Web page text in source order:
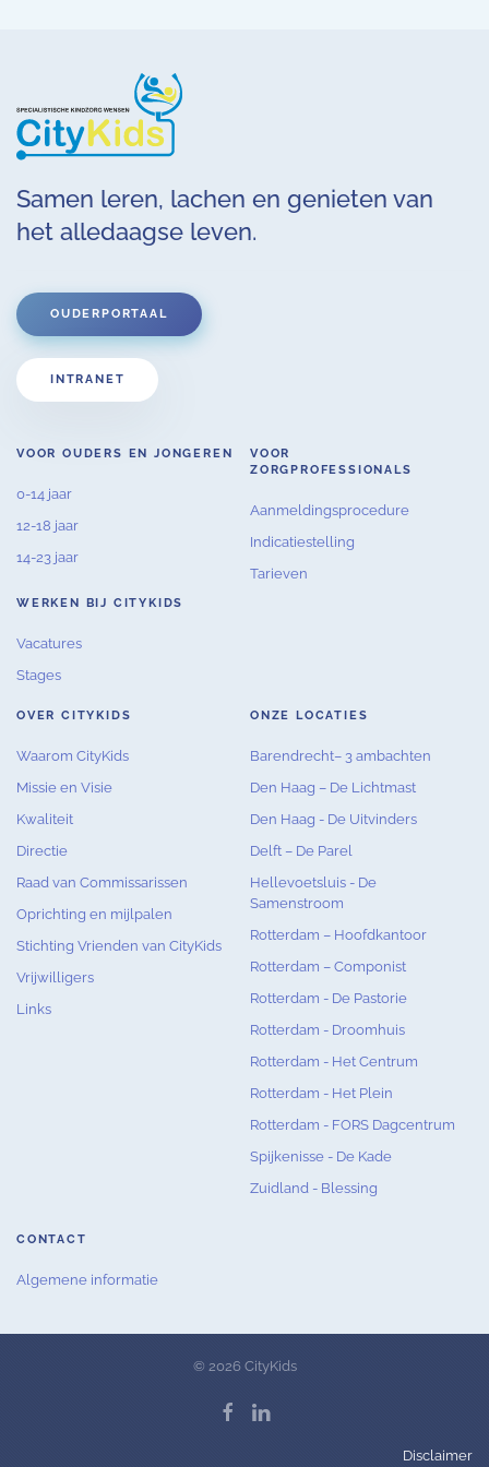
Samen leren, lachen en genieten van
het alledaagse leven.
OUDERPORTAAL
INTRANET
VOOR OUDERS EN JONGEREN
0-14 jaar
12-18 jaar
14-23 jaar
VOOR
ZORGPROFESSIONALS
Aanmeldingsprocedure
Indicatiestelling
Tarieven
WERKEN BIJ CITYKIDS
Vacatures
Stages
OVER CITYKIDS
Waarom CityKids
Missie en Visie
Kwaliteit
Directie
Raad van Commissarissen
Oprichting en mijlpalen
Stichting Vrienden van CityKids
Vrijwilligers
Links
ONZE LOCATIES
Barendrecht– 3 ambachten
Den Haag – De Lichtmast
Den Haag - De Uitvinders
Delft – De Parel
Hellevoetsluis - De
Samenstroom
Rotterdam – Hoofdkantoor
Rotterdam – Componist
Rotterdam - De Pastorie
Rotterdam - Droomhuis
Rotterdam - Het Centrum
Rotterdam - Het Plein
Rotterdam - FORS Dagcentrum
Spijkenisse - De Kade
Zuidland - Blessing
CONTACT
Algemene informatie
© 2026 CityKids
Disclaimer